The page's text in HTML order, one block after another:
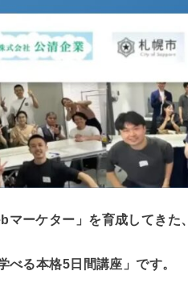
ーケター」を育成してきた、
べる本格5日間講座」です。